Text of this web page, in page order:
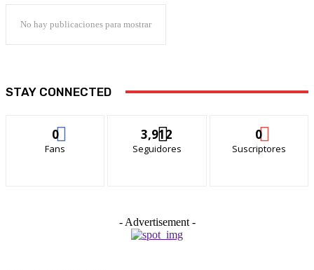
No hay publicaciones para mostrar
STAY CONNECTED
0
Fans
3,912
Seguidores
0
Suscriptores
- Advertisement -